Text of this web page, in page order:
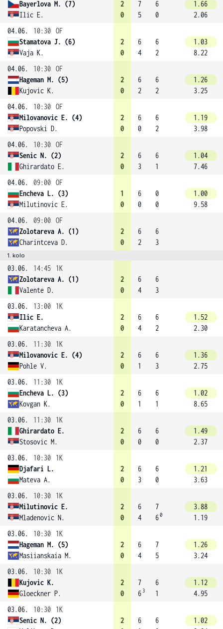
Bayerlova M. (7)
Ilic E.
2
0
7
5
6
0
1.66
2.06
04.06.
10:30 OF
Stamatova J. (6)
Vaja K.
2
0
6
4
6
2
1.03
8.22
04.06.
10:30 OF
Hageman M. (5)
Kujovic K.
2
0
6
2
6
2
1.26
3.25
04.06.
10:30 OF
Milovanovic E. (4)
Popovski D.
2
0
6
0
6
2
1.19
3.98
04.06.
10:30 OF
Senic N. (2)
Ghirardato E.
2
0
6
3
6
1
1.04
7.46
04.06.
09:00 OF
Encheva L. (3)
Milutinovic E.
1
0
6
0
0
0
1.00
9.58
04.06.
09:00 OF
Zolotareva A. (1)
Charintceva D.
2
0
6
2
6
3
1. kolo
03.06. 14:45
1K
Zolotareva A. (1)
Valente D.
2
0
6
4
6
3
03.06.
13:00
1K
Ilic E.
Karatancheva A.
2
0
6
4
6
2
1.52
2.30
03.06.
11:30
1K
Milovanovic E. (4)
Pohle V.
2
0
6
1
6
3
1.36
2.75
03.06.
11:30
1K
Encheva L. (3)
Kovgan K.
2
0
6
1
6
1
1.02
8.65
03.06.
11:30
1K
Ghirardato E.
Stosovic M.
2
0
6
0
6
0
1.49
2.37
03.06.
10:30
1K
Djafari L.
Mateva A.
2
0
6
3
6
0
1.21
3.63
03.06.
10:30
1K
Milutinovic E.
Mladenovic N.
2
0
6
4
7
60
3.88
1.19
03.06.
10:30
1K
Hageman M. (5)
Masiianskaia M.
2
0
6
4
7
5
1.26
3.24
03.06.
10:30
1K
Kujovic K.
Gloeckner P.
2
0
7
6 3
6
1
1.12
4.95
03.06.
10:30
1K
Senic N. (2)
2
6
6
1.02